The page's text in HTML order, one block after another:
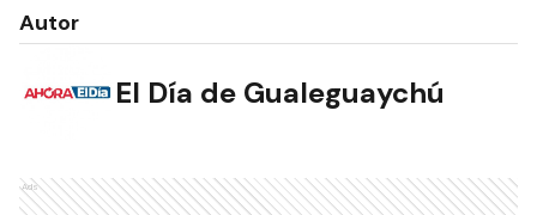
Autor
El Día de Gualeguaychú
Ads